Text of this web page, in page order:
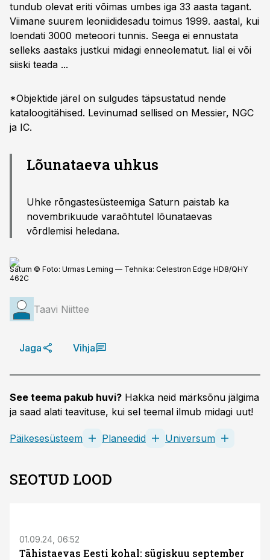
tundub olevat eriti võimas umbes iga 33 aasta tagant.
Viimane suurem leoniididesadu toimus 1999. aastal, kui
loendati 3000 meteoori tunnis. Seega ei ennustata
selleks aastaks justkui midagi enneolematut. Iial ei või
siiski teada ...
*Objektide järel on sulgudes täpsustatud nende
kataloogitähised. Levinumad sellised on Messier, NGC
ja IC.
Lõunataeva uhkus
Uhke rõngastesüsteemiga Saturn paistab ka
novembrikuude vara­õhtutel lõunataevas
võrdlemisi heledana.
Saturn © Foto: Urmas Leming — Tehnika: Celestron Edge HD8/QHY
462C
Taavi Niittee
Jaga Vihja
See teema pakub huvi? Hakka neid märksõnu jälgima
ja saad alati teavituse, kui sel teemal ilmub midagi uut!
Päikesesüsteem Planeedid Universum
SEOTUD LOOD
01.09.24, 06:52
Tähistaevas Eesti kohal: sügiskuu september